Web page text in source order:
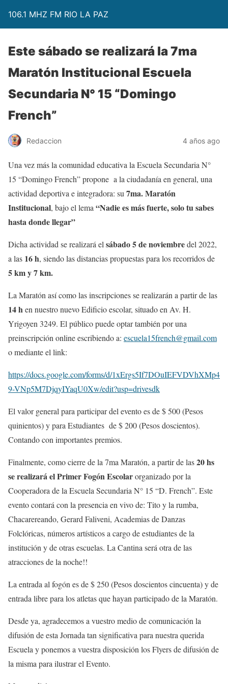
106.1 MHZ FM RIO LA PAZ
Este sábado se realizará la 7ma
Maratón Institucional Escuela
Secundaria N° 15 “Domingo
French”
Redaccion 4 años ago
Una vez más la comunidad educativa la Escuela Secundaria N°
15 “Domingo French” propone a la ciudadanía en general, una
actividad deportiva e integradora: su 7ma. Maratón
Institucional, bajo el lema “Nadie es más fuerte, solo tu sabes
hasta donde llegar”
Dicha actividad se realizará el sábado 5 de noviembredel 2022,
a las 16 h, siendo las distancias propuestas para los recorridos de
5 km y 7 km.
La Maratón así como las inscripciones se realizarán a partir de las
14 hen nuestro nuevo Edificio escolar, situado en Av. H.
Yrigoyen 3249. El público puede optar también por una
preinscripción online escribiendo a: escuela15french@gmail.com
o mediante el link:
https://docs.google.com/forms/d/1xErgs5If7DOuIEFVDVhXMp4
9-VNp5M7DjqyIYaqU0Xw/edit?usp=drivesdk
El valor general para participar del evento es de $ 500 (Pesos
quinientos) y para Estudiantes de $ 200 (Pesos doscientos).
Contando con importantes premios.
Finalmente, como cierre de la 7ma Maratón, a partir de las20 hs
se realizará el Primer Fogón Escolarorganizado por la
Cooperadora de la Escuela Secundaria N° 15 “D. French”. Este
evento contará con la presencia en vivo de: Tito y la rumba,
Chacarereando, Gerard Faliveni, Academias de Danzas
Folclóricas, números artísticos a cargo de estudiantes de la
institución y de otras escuelas. La Cantina será otra de las
atracciones de la noche!!
La entrada al fogón es de $ 250 (Pesos doscientos cincuenta) y de
entrada libre para los atletas que hayan participado de la Maratón.
Desde ya, agradecemos a vuestro medio de comunicación la
difusión de esta Jornada tan significativa para nuestra querida
Escuela y ponemos a vuestra disposición los Flyers de difusión de
la misma para ilustrar el Evento.